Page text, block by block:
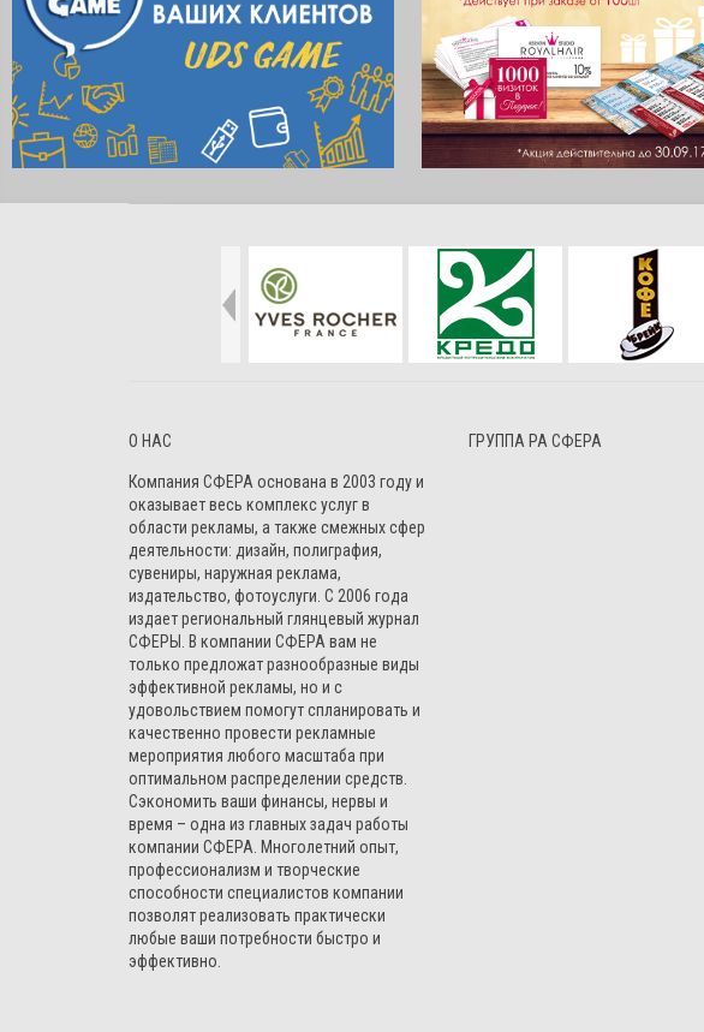
О НАС
Компания СФЕРА основана в 2003 году и
оказывает весь комплекс услуг в
области рекламы, а также смежных сфер
деятельности: дизайн, полиграфия,
сувениры, наружная реклама,
издательство, фотоуслуги. С 2006 года
издает региональный глянцевый журнал
СФЕРЫ. В компании СФЕРА вам не
только предложат разнообразные виды
эффективной рекламы, но и с
удовольствием помогут спланировать и
качественно провести рекламные
мероприятия любого масштаба при
оптимальном распределении средств.
Сэкономить ваши финансы, нервы и
время – одна из главных задач работы
компании СФЕРА. Многолетний опыт,
профессионализм и творческие
способности специалистов компании
позволят реализовать практически
любые ваши потребности быстро и
эффективно.
ГРУППА РА СФЕРА